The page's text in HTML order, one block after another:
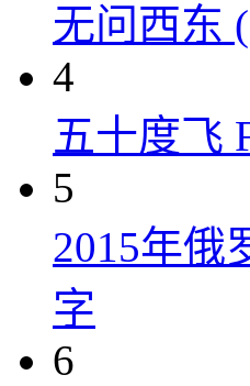
无问西东
4
五十度飞
5
2015年俄
字
6